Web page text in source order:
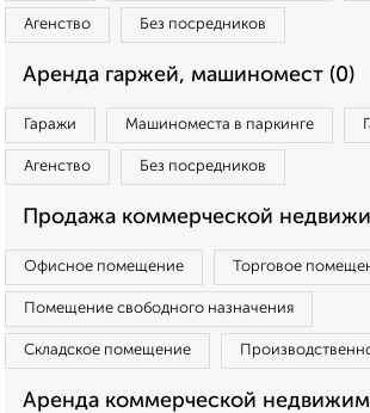
Агенство Без посредников
Аренда гаржей, машиномест (0)
Гаражи Машиноместа в паркинге
Агенство Без посредников
Продажа коммерческой
Офисное помещение Торговое
Помещение свободного назначения
Складское помещение
Аренда коммерческой